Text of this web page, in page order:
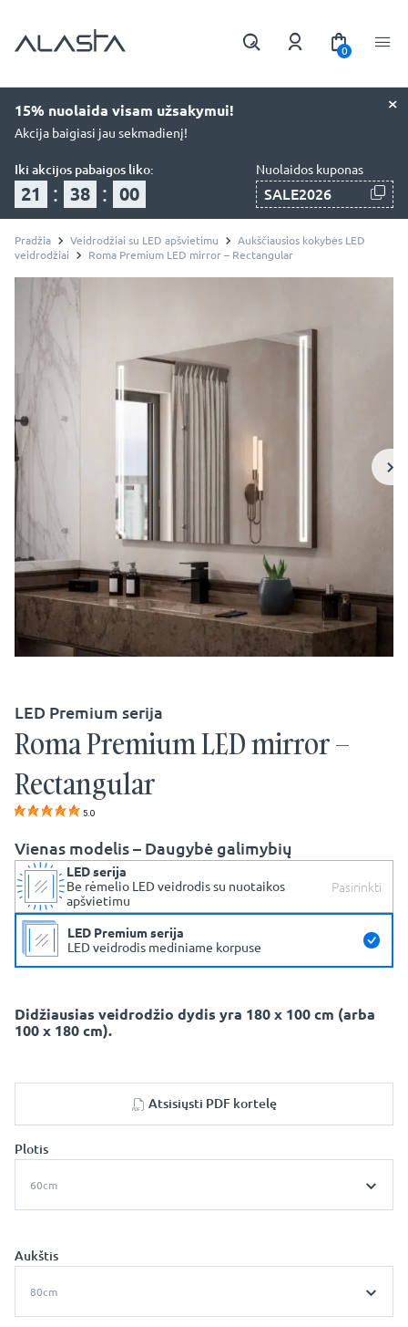
0
×
15% nuolaida visam užsakymui!
Akcija baigiasi jau sekmadienį!
Iki akcijos pabaigos liko:
21 : 37 : 58
Nuolaidos kuponas
SALE2026
Pradžia Veidrodžiai su LED apšvietimu
Aukščiausios kokybės LED
veidrodžiai
Roma Premium LED mirror – Rectangular
LED Premium serija
Roma Premium LED mirror –
Rectangular
5.0
Vienas modelis – Daugybė galimybių
LED serija
Be rėmelio LED veidrodis su nuotaikos
apšvietimu
Pasirinkti
LED Premium serija
LED veidrodis mediniame korpuse
Didžiausias veidrodžio dydis yra 180 x 100 cm (arba
100 x 180 cm).
Atsisiųsti PDF kortelę
Plotis
60cm
Aukštis
80cm